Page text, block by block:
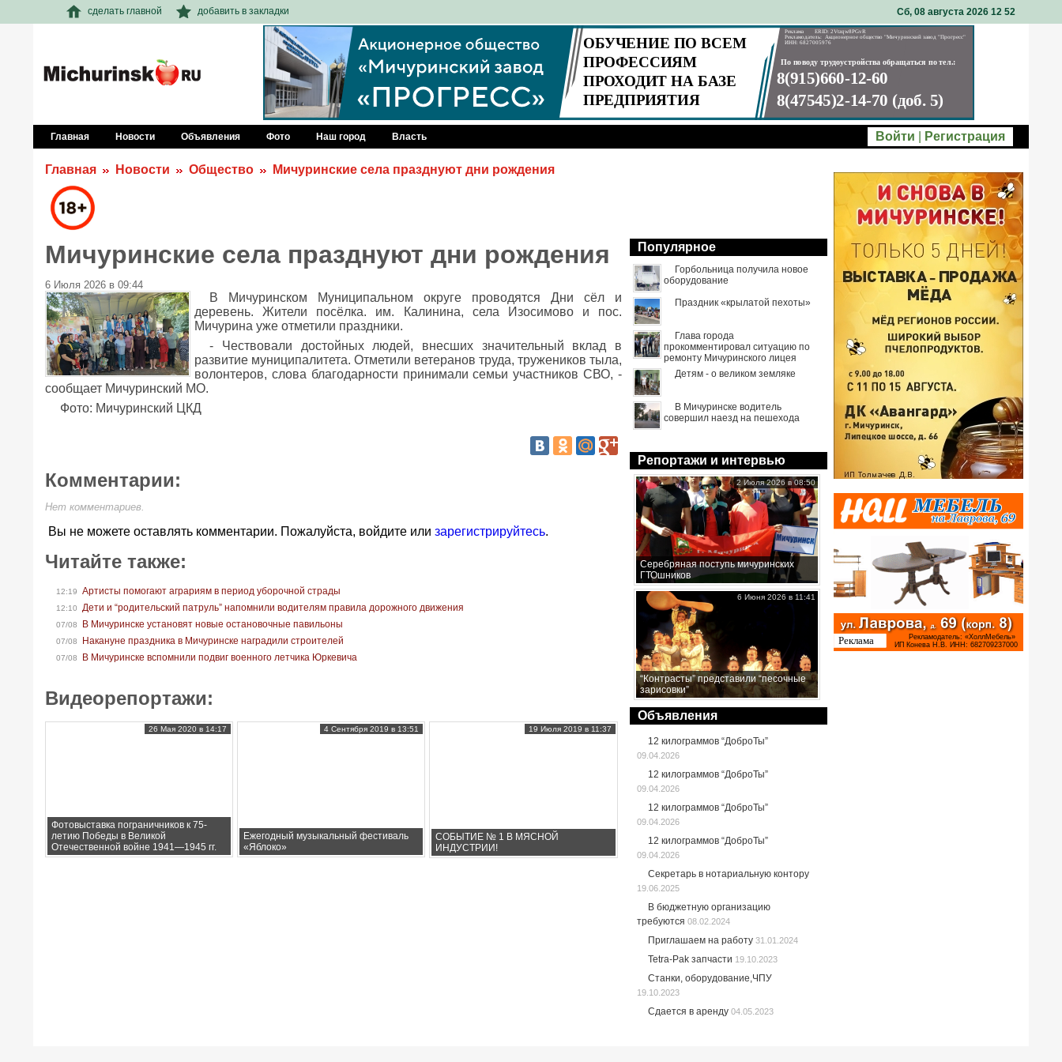
сделать главной добавить в закладки Сб, 08 августа 2026 12 52
Главная Новости Объявления Фото Наш город Власть Войти Регистрация
Главная Новости Общество Мичуринские села празднуют дни рождения
Мичуринские села празднуют дни рождения
6 Июля 2026 в 09:44
В Мичуринском Муниципальном округе проводятся Дни сёл и
деревень. Жители посёлка. им. Калинина, села Изосимово и пос.
Мичурина уже отметили праздники.
- Чествовали достойных людей, внесших значительный вклад в
развитие муниципалитета. Отметили ветеранов труда, тружеников тыла,
волонтеров, слова благодарности принимали семьи участников СВО, -
сообщает Мичуринский МО.
Фото: Мичуринский ЦКД
Комментарии:
Нет комментариев.
Вы не можете оставлять комментарии. Пожалуйста, войдите или зарегистрируйтесь.
Читайте также:
12:19 Артисты помогают аграриям в период уборочной страды
12:10 Дети и “родительский патруль” напомнили водителям правила дорожного движения
07/08 В Мичуринске установят новые остановочные павильоны
07/08 Накануне праздника в Мичуринске наградили строителей
07/08 В Мичуринске вспомнили подвиг военного летчика Юркевича
Видеорепортажи:
Фотовыставка пограничников к 75-
летию Победы в Великой
Отечественной войне 1941—1945 гг.
26 Мая 2020 в 14:17
Ежегодный музыкальный фестиваль
«Яблоко»
4 Сентября 2019 в 13:51
СОБЫТИЕ № 1 В МЯСНОЙ
ИНДУСТРИИ!
19 Июля 2019 в 11:37
Популярное
Горбольница получила новое
оборудование
Праздник «крылатой пехоты»
Глава города
прокомментировал ситуацию по
ремонту Мичуринского лицея
Детям - о великом земляке
В Мичуринске водитель
совершил наезд на пешехода
Репортажи и интервью
Серебряная поступь мичуринских
ГТОшников
2 Июля 2026 в 08:50
“Контрасты” представили “песочные
зарисовки”
6 Июня 2026 в 11:41
Объявления
12 килограммов “ДоброТы”
09.04.2026
12 килограммов “ДоброТы”
09.04.2026
12 килограммов “ДоброТы”
09.04.2026
12 килограммов “ДоброТы”
09.04.2026
Секретарь в нотариальную контору
19.06.2025
В бюджетную организацию
требуются 08.02.2024
Приглашаем на работу 31.01.2024
Tetra-Pak запчасти 19.10.2023
Станки, оборудование,ЧПУ
19.10.2023
Сдается в аренду 04.05.2023